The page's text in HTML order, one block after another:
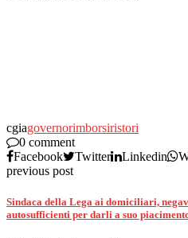
cgiagovernorimborsiristori
0 comment
Facebook
Twitter Linkedin
previous post
Sindaca della Lega ai domiciliari,
autosufficienti per darli a suo